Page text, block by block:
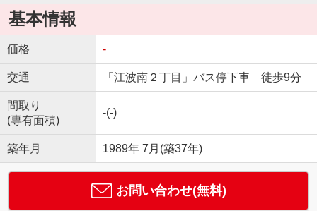
基本情報
価格 -
交通 「江波南２丁目」バス停下車 徒歩9分
間取り
(専有面積)
-(-)
築年月 1989年 7月(築37年)
お問い合わせ(無料)